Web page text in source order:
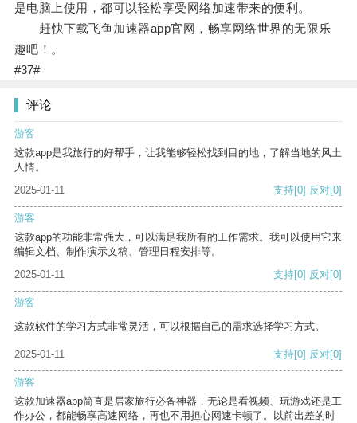
是电脑上使用，都可以轻松享受网络加速带来的便利。
赶快下载飞鱼加速器app官网，畅享网络世界的无限乐
趣吧！。
#37#
评论
游客
这款app是我旅行的好帮手，让我能够轻松找到目的地，了解当地的风土
人情。
2025-01-11
支持[0] 反对[0]
游客
这款app的功能非常强大，可以满足我所有的工作需求。我可以使用它来
编辑文档、制作演示文稿、管理日程安排等。
2025-01-11
支持[0] 反对[0]
游客
这款软件的学习方式非常灵活，可以根据自己的需求选择学习方式。
2025-01-11 支持[0] 反对[0]
游客
这款加速器app简直是居家旅行必备神器，无论是看视频、玩游戏还是工
作办公，都能畅享高速网络，再也不用担心网速卡顿了。以前出差的时